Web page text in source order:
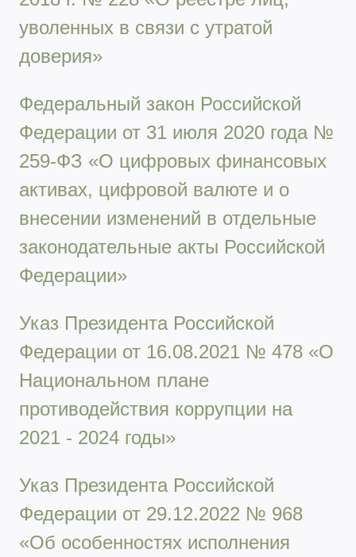
уволенных в связи с утратой
доверия»
Федеральный закон Российской
Федерации от 31 июля 2020 года №
259-ФЗ «О цифровых финансовых
активах, цифровой валюте и о
внесении изменений в отдельные
законодательные акты Российской
Федерации»
Указ Президента Российской
Федерации от 16.08.2021 № 478 «О
Национальном плане
противодействия коррупции на
2021 - 2024 годы»
Указ Президента Российской
Федерации от 29.12.2022 № 968
«Об особенностях исполнения